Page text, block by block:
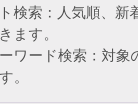
検索：人気順、
ます。
ワード検索：対
。